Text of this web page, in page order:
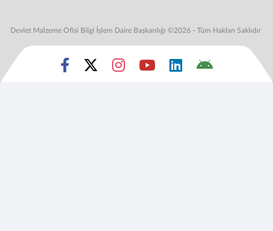
Devlet Malzeme Ofisi Bilgi İşlem Daire Başkanlığı ©2026 - Tüm Hakları Saklıdır